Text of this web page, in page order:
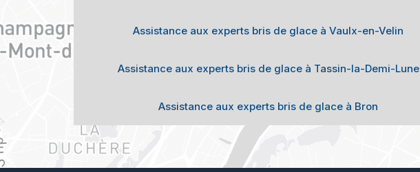
Assistance aux experts bris de glace à Vaulx-en-Velin
Assistance aux experts bris de glace à Tassin-la-Demi-Lune
Assistance aux experts bris de glace à Bron